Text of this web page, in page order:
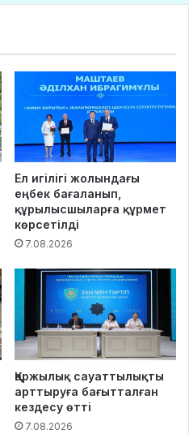
Ел игілігі жолындағы
еңбек бағаланып,
құрылысшыларға құрмет
көрсетілді
7.08.2026
Қаржылық сауаттылықты
арттыруға бағытталған
кездесу өтті
7.08.2026